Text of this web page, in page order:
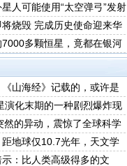
或已经开始
人可能使用“太空弹弓”发射
烧毁 完成历史使命迎来华
7000多颗恒星，竟都在银河
的宇宙有多大？
山海经》记载的，或许是
演化末期的一种剧烈爆炸现
放巨大能量
然的异动，震惊了全球科学
离我们这么近？
地球仅10.7光年，天文学
似宜居的行星
：比人类高级得多的文